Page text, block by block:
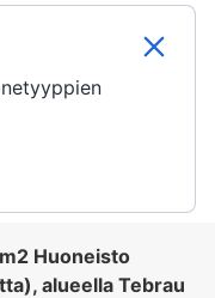
Huoneisto
alueella Tebrau